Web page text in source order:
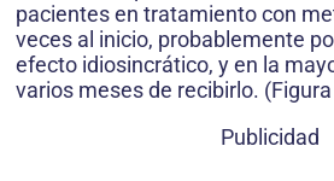
pacientes en tratamiento con
veces al inicio, probablemente
efecto idiosincrático, y en la
varios meses de recibirlo.
Publicidad